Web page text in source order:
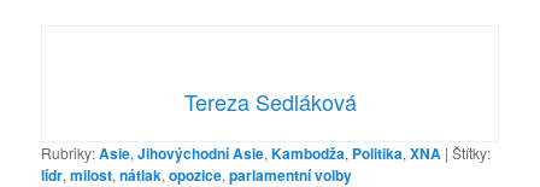
Tereza Sedláková
Rubriky:Asie,Jihovýchodní Asie,Kambodža, Politika,XNA |Štítky:
lídr,milost,nátlak,opozice,parlamentní volby